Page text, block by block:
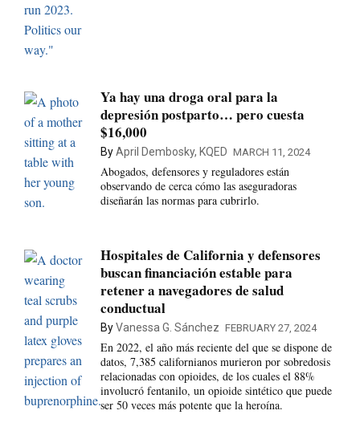
Ya hay una droga oral para la
depresión postparto… pero cuesta
$16,000
ByApril Dembosky, KQED MARCH 11, 2024
Abogados, defensores y reguladores están
observando de cerca cómo las aseguradoras
diseñarán las normas para cubrirlo.
Hospitales de California y defensores
buscan financiación estable para
retener a navegadores de salud
conductual
ByVanessa G. Sánchez FEBRUARY 27, 2024
En 2022, el año más reciente del que se dispone de
datos, 7,385 californianos murieron por sobredosis
relacionadas con opioides, de los cuales el 88%
involucró fentanilo, un opioide sintético que puede
ser 50 veces más potente que la heroína.